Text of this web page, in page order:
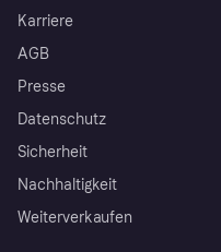
Karriere
AGB
Presse
Datenschutz
Sicherheit
Nachhaltigkeit
Weiterverkaufen